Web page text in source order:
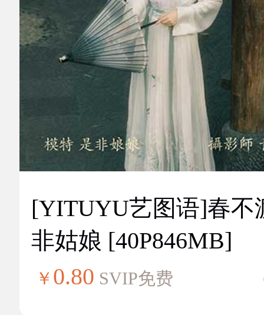
[YITUYU艺图语]春不
非姑娘 [40P846MB]
￥ 0.80 SVIP免费